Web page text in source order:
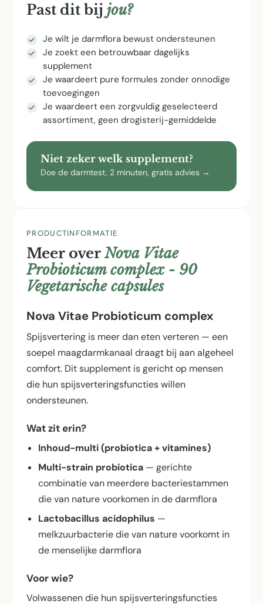
Past dit bij jou?
Je wilt je darmflora bewust ondersteunen
Je zoekt een betrouwbaar dagelijks
supplement
Je waardeert pure formules zonder onnodige
toevoegingen
Je waardeert een zorgvuldig geselecteerd
assortiment, geen drogisterij-gemiddelde
Niet zeker welk supplement?
Doe de darmtest, 2 minuten, gratis advies →
PRODUCTINFORMATIE
Meer over Nova Vitae
Probioticum complex - 90
Vegetarische capsules
Nova Vitae Probioticum complex
Spijsvertering is meer dan eten verteren — een
soepel maagdarmkanaal draagt bij aan algeheel
comfort. Dit supplement is gericht op mensen
die hun spijsverterings­functies willen
ondersteunen.
Wat zit erin?
Inhoud-multi (probiotica + vitamines)
Multi-strain probiotica — gerichte
combinatie van meerdere bacteriestammen
die van nature voorkomen in de darmflora
Lactobacillus acidophilus —
melkzuurbacterie die van nature voorkomt in
de menselijke darmflora
Voor wie?
Volwassenen die hun spijsverterings­functies